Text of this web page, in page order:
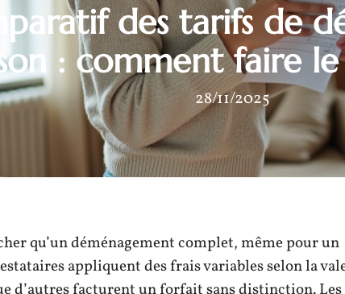
des tarifs de
: comment faire
28/11/2025
qu’un déménagement complet, même pour un
appliquent des frais variables selon la